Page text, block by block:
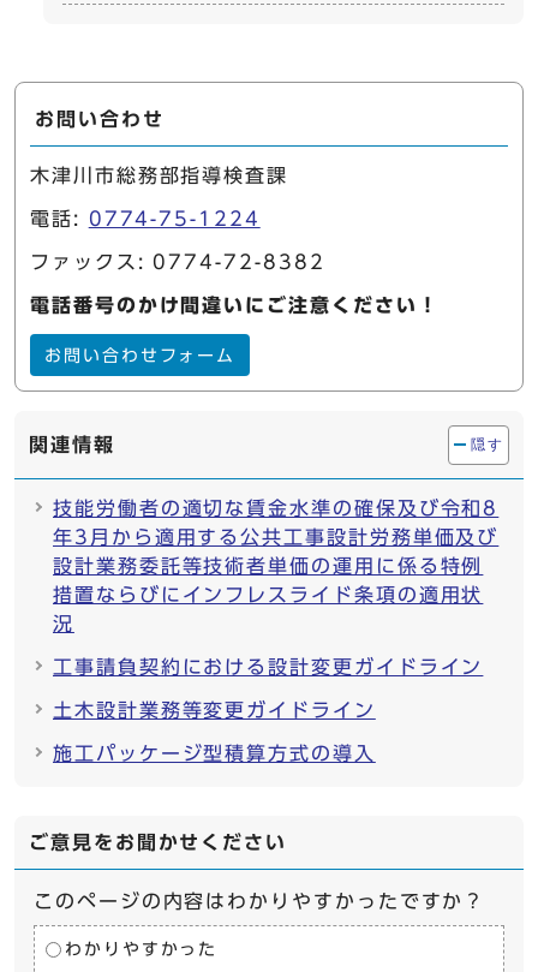
お問い合わせ
木津川市総務部指導検査課
電話: 0774-75-1224
ファックス: 0774-72-8382
電話番号のかけ間違いにご注意ください！
お問い合わせフォーム
関連情報 隠す
技能労働者の適切な賃金水準の確保及び令和8
年3月から適用する公共工事設計労務単価及び
設計業務委託等技術者単価の運用に係る特例
措置ならびにインフレスライド条項の適用状
況
工事請負契約における設計変更ガイドライン
土木設計業務等変更ガイドライン
施工パッケージ型積算方式の導入
ご意見をお聞かせください
このページの内容はわかりやすかったですか？
わかりやすかった